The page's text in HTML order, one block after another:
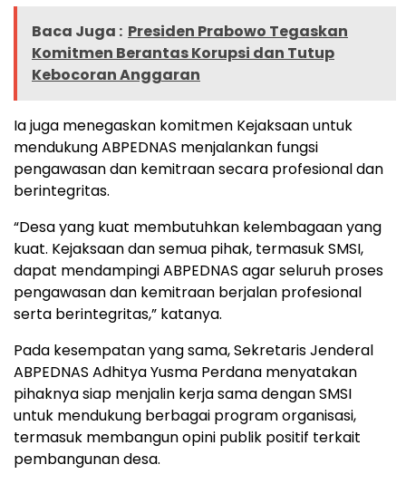
Baca Juga : Presiden Prabowo Tegaskan
Komitmen Berantas Korupsi dan Tutup
Kebocoran Anggaran
Ia juga menegaskan komitmen Kejaksaan untuk
mendukung ABPEDNAS menjalankan fungsi
pengawasan dan kemitraan secara profesional dan
berintegritas.
“Desa yang kuat membutuhkan kelembagaan yang
kuat. Kejaksaan dan semua pihak, termasuk SMSI,
dapat mendampingi ABPEDNAS agar seluruh proses
pengawasan dan kemitraan berjalan profesional
serta berintegritas,” katanya.
Pada kesempatan yang sama, Sekretaris Jenderal
ABPEDNAS Adhitya Yusma Perdana menyatakan
pihaknya siap menjalin kerja sama dengan SMSI
untuk mendukung berbagai program organisasi,
termasuk membangun opini publik positif terkait
pembangunan desa.